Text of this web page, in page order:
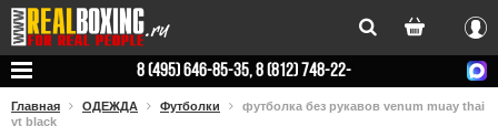
Вход
8 (495) 646-85-35, 8 (812) 748-22-
Главная ОДЕЖДА Футболки
футболка без рукавов venum muay thai
vt black